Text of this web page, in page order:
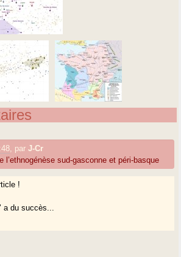
parJ-Cr
l’ethnogénèse sud-gasconne et péri-basque
!
du succès...